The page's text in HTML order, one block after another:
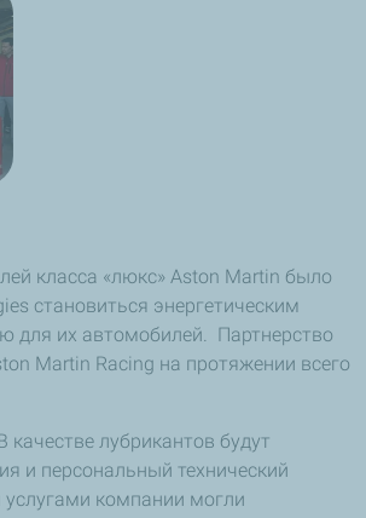
класса «люкс» Aston Martin было
становиться энергетическим
для их автомобилей. Партнерство
Martin Racing на протяжении всего
лубрикантов будут
и персональный технический
услугами компании могли